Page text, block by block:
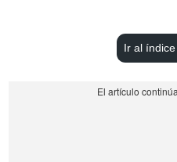
Ir al